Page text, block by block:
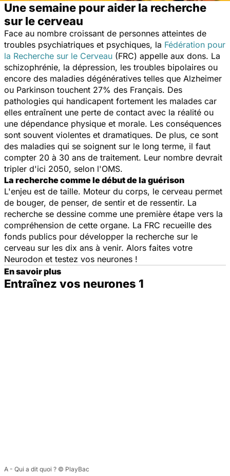
Une semaine pour aider la recherche
sur le cerveau
Face au nombre croissant de personnes atteintes de
troubles psychiatriques et psychiques, la Fédération pour
la Recherche sur le Cerveau (FRC) appelle aux dons. La
schizophrénie, la dépression, les troubles bipolaires ou
encore des maladies dégénératives telles que Alzheimer
ou Parkinson touchent 27% des Français. Des
pathologies qui handicapent fortement les malades car
elles entraînent une perte de contact avec la réalité ou
une dépendance physique et morale. Les conséquences
sont souvent violentes et dramatiques. De plus, ce sont
des maladies qui se soignent sur le long terme, il faut
compter 20 à 30 ans de traitement. Leur nombre devrait
tripler d'ici 2050, selon l'OMS.
La recherche comme le début de la guérison
L'enjeu est de taille. Moteur du corps, le cerveau permet
de bouger, de penser, de sentir et de ressentir. La
recherche se dessine comme une première étape vers la
compréhension de cette organe. La FRC recueille des
fonds publics pour développer la recherche sur le
cerveau sur les dix ans à venir. Alors faites votre
Neurodon et testez vos neurones !
En savoir plus
Entraînez vos neurones 1
A - Qui a dit quoi ? © PlayBac